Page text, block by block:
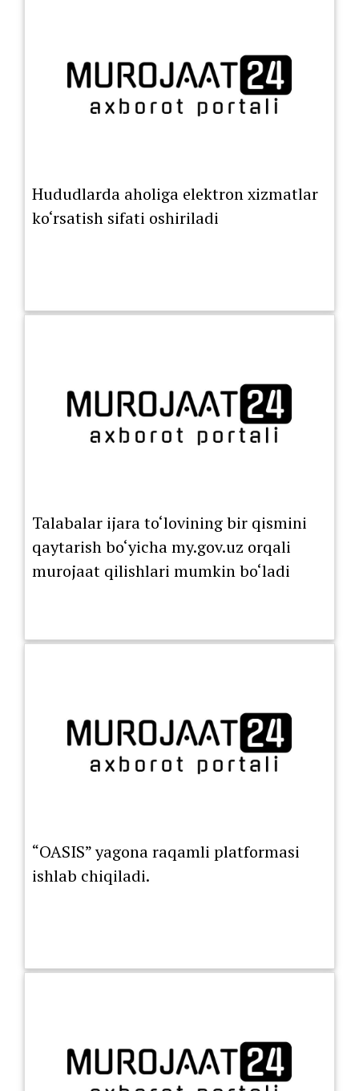
Hududlarda aholiga elektron xizmatlar
ko‘rsatish sifati oshiriladi
Talabalar ijara to‘lovining bir qismini
qaytarish bo‘yicha my.gov.uz orqali
murojaat qilishlari mumkin bo‘ladi
“OASIS” yagona raqamli platformasi
ishlab chiqiladi.